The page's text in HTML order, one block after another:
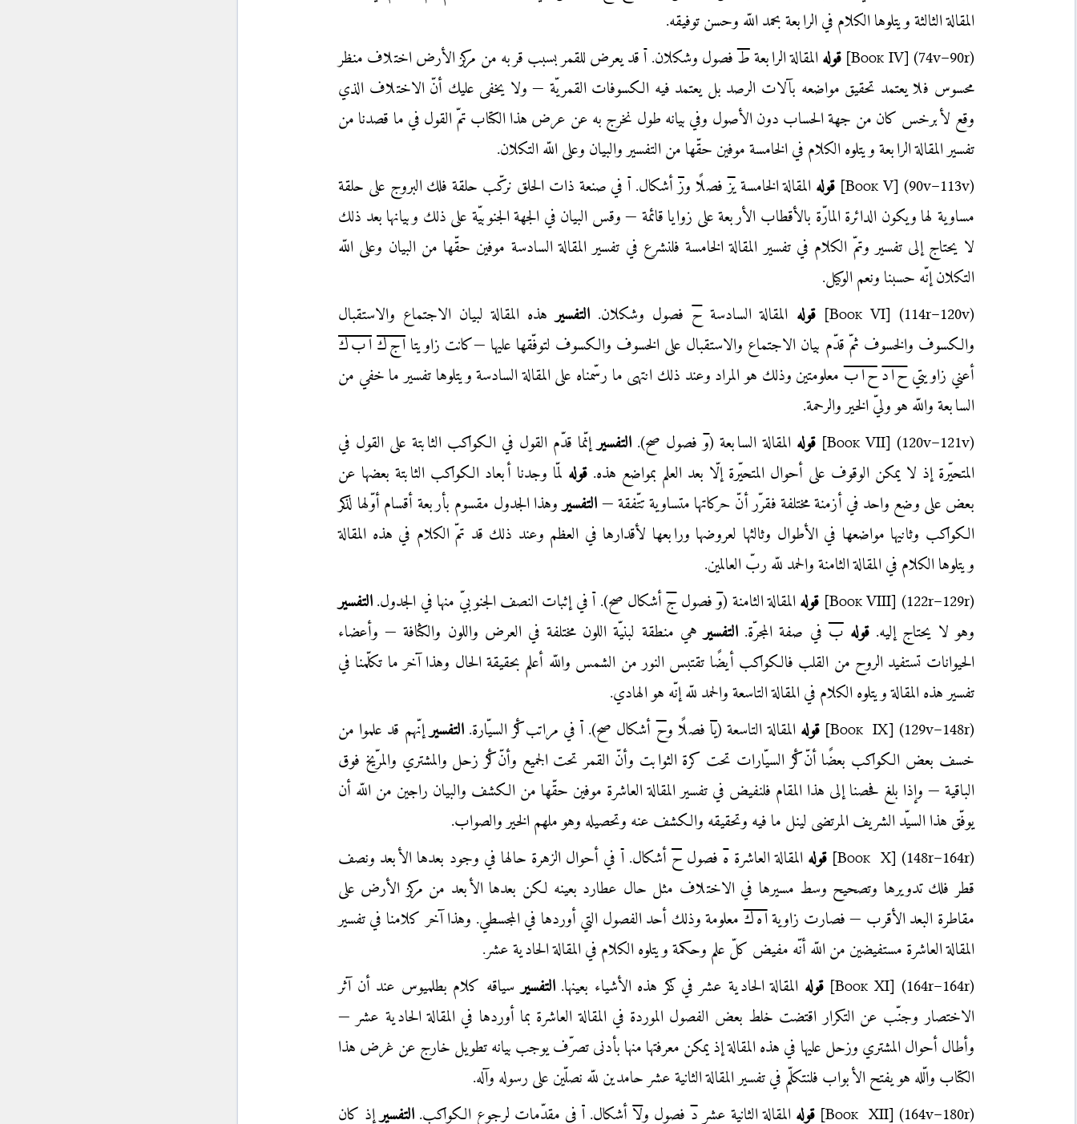
المقالة الثالثة ويتلوها الكلام في الرابعة بحمد اللّه وحسن توفيقه.
[Book IV] (74v–90r) قوله المقالة الرابعة ط فصول وشكلان. ا قد يعرض للقمر بسبب قربه من مركز الأرض اختلاف منظر
محسوس فلا يعتمد تحقيق مواضعه بآلات الرصد بل يعتمد فيه الكسوفات القمريّة — ولا يخفى عليك أنّ الاختلاف الذي
وقع لأبرخس كان من جهة الحساب دون الأصول وفي بيانه طول نخرج به عن عرض هذا الكتاب تمّ القول في ما قصدنا من
تفسير المقالة الرابعة ويتلوه الكلام في الخامسة موفين حقّها من التفسير والبيان وعلى اللّه التكلان.
[Book V] (90v–113v) قوله المقالة الخامسة يز فصلًا وز أشكال. ا في صنعة ذات الحلق نركّب حلقة فلك البروج على حلقة
مساوية لها ويكون الدائرة المارّة بالأقطاب الأربعة على زوايا قائمة — وقس البيان في الجهة الجنوبيّة على ذلك وبيانها بعد ذلك
لا يحتاج إلى تفسير وتمّ الكلام في تفسير المقالة الخامسة فلنشرع في تفسير المقالة السادسة موفين حقّها من البيان وعلى اللّه
التكلان إنّه حسبنا ونعم الوكيل.
[Book VI] (114r–120v) قوله المقالة السادسة ح فصول وشكلان. التفسير
هذه المقالة لبيان الاجتماع والاستقبال
والكسوف والخسوف ثمّ قدّم بيان الاجتماع والاستقبال على الخسوف والكسوف لتوفّقها عليها —كانت زاويتا ا ج ك ا ب ك
أعني زاويتي ح ا د ح ا ب معلومتين وذلك هو المراد وعند ذلك انتهى ما رسّمناه على المقالة السادسة ويتلوها تفسير ما خفي من
السابعة واللّه هو وليّ الخير والرحمة.
[Book VII] (120v–121v) قوله المقالة السابعة (و فصول صح). التفسير إنّما قدّم القول في الكواكب الثابتة على القول في
المتحيّرة إذ لا يمكن الوقوف على أحوال المتحيّرة إلّا بعد العلم بمواضع هذه.قوله لمّا وجدنا أبعاد الكواكب الثابتة بعضها عن
بعض على وضع واحد في أزمنة مختلفة فقرّر أنّ حركاتها متساوية تتّفقة — التفسير وهذا الجدول مقسوم بأربعة أقسام أوّلها لذكر
الكواكب وثانيها مواضعها في الأطوال وثالثها لعروضها ورابعها لأقدارها في العظم وعند ذلك قد تمّ الكلام في هذه المقالة
ويتلوها الكلام في المقالة الثامنة والحمد للّه ربّ العالمين.
[Book VIII] (122r–129r) قوله المقالة الثامنة (و فصول ج أشكال صح). ا في إثبات النصف الجنوبيّ منها في الجدول.التفسير
وهو لا يحتاج إليه.قوله ب في صفة المجرّة. التفسير
هي منطقة لبنيّة اللون مختلفة في العرض واللون والكثافة — وأعضاء
الحيوانات تستفيد الروح من القلب فالكواكب أيضًا تقتبس النور من الشمس واللّه أعلم بحقيقة الحال وهذا آخر ما تكلّمنا في
تفسير هذه المقالة ويتلوه الكلام في المقالة التاسعة والحمد للّه إنّه هو الهادي.
[Book IX] (129v–148r) قوله المقالة التاسعة (يا فصلًا وح أشكال صح). ا في مراتب أكر السيّارة.التفسير إنّهم قد علموا من
خسف بعض الكواكب بعضًا أنّ أكر السيّارات تحت كرة الثوابت وأنّ القمر تحت الجميع وأنّ أكر زحل والمشتري والمرّيخ فوق
الباقية — وإذا بلغ فحصنا إلى هذا المقام فلنفيض في تفسير المقالة العاشرة موفين حقّها من الكشف والبيان راجين من اللّه أن
يوفّق هذا السيّد الشريف المرتضى لينل ما فيه وتحقيقه والكشف عنه وتحصيله وهو ملهم الخير والصواب.
[Book X] (148r–164r) قوله المقالة العاشرة ه فصول ح أشكال.ا في أحوال الزهرة حالها في وجود بعدها الأبعد ونصف
قطر فلك تدويرها وتصحيح وسط مسيرها في الاختلاف مثل حال عطارد بعينه لكن بعدها الأبعد من مركز الأرض على
مقاطرة البعد الأقرب — فصارت زاويةا ه ك معلومة وذلك أحد الفصول التي أوردها في المجسطي. وهذا آخر كلامنا في تفسير
المقالة العاشرة مستفيضين من اللّه أنّه مفيض كلّ علم وحكمة ويتلوه الكلام في المقالة الحادية عشر.
[Book XI] (164r–164r) قوله المقالة الحادية عشر في ذكر هذه الأشياء بعينها.التفسير
سياقه كلام بطلميوس عند أن آثر
الاختصار وجنّب عن التكرار اقتضت خلط بعض الفصول الموردة في المقالة العاشرة بما أوردها في المقالة الحادية عشر —
وأطال أحوال المشتري وزحل عليها في هذه المقالة إذ يمكن معرفتها منها بأدنى تصرّف يوجب بيانه تطويل خارج عن غرض هذا
الكتاب والّله هو يفتح الأبواب فلنتكلّم في تفسير المقالة الثانية عشر حامدين للّه نصلّين على رسوله وآله.
[Book XII] (164v–180r) قوله المقالة الثانية عشر د فصول ولا أشكال. ا في مقدّمات لرجوع الكواكب. التفسير إذ كان